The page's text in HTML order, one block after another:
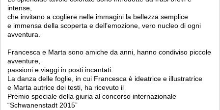
intense,
che invitano a cogliere nelle immagini la bellezza semplice
e immensa della scoperta e dell’emozione, vero nucleo di ogni
avventura.
Francesca e Marta sono amiche da anni, hanno condiviso piccole
avventure,
passioni e viaggi in posti incantati.
La danza delle foglie, in cui Francesca è ideatrice e illustratrice
e Marta autrice dei testi, ha ricevuto il
Premio speciale della giuria al concorso internazionale
“Schwanenstadt 2015”